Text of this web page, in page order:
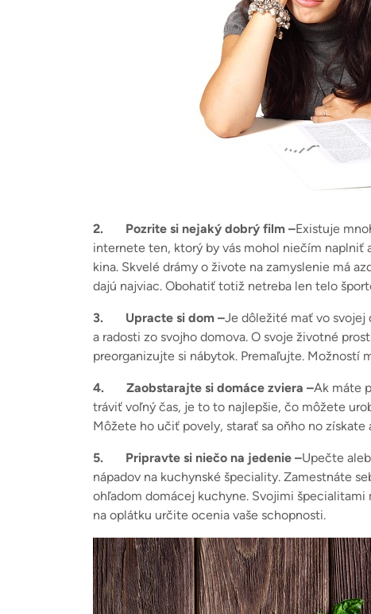
2. Pozrite si nejaký dobrý film –Existuje
internete ten, ktorý by vás mohol niečím naplniť
kina. Skvelé drámy o živote na zamyslenie má
dajú najviac. Obohatiť totiž netreba len telo
3. Upracte si dom –Je dôležité mať vo svojej
a radosti zo svojho domova. O svoje životné
preorganizujte si nábytok. Premaľujte. Možností
4. Zaobstarajte si domáce zviera –Ak máte
tráviť voľný čas, je to to najlepšie, čo môžete
Môžete ho učiť povely, starať sa oňho no získate
5. Pripravte si niečo na jedenie –Upečte
nápadov na kuchynské špeciality. Zamestnáte
ohľadom domácej kuchyne. Svojimi
na oplátku určite ocenia vaše schopnosti.